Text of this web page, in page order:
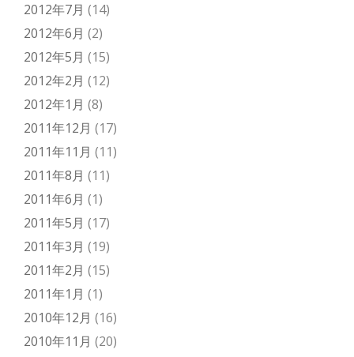
2012年7月 (14)
2012年6月 (2)
2012年5月 (15)
2012年2月 (12)
2012年1月 (8)
2011年12月 (17)
2011年11月 (11)
2011年8月 (11)
2011年6月 (1)
2011年5月 (17)
2011年3月 (19)
2011年2月 (15)
2011年1月 (1)
2010年12月 (16)
2010年11月 (20)